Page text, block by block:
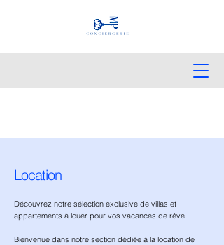
Location
Découvrez notre sélection exclusive de villas et
appartements à louer pour vos vacances de rêve.
Bienvenue dans notre section dédiée à la location de